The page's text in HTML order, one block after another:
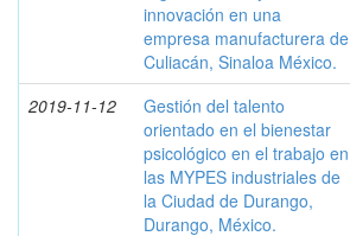
innovación en una
empresa manufacturera de
Culiacán, Sinaloa México.
2019-11-12
Gestión del talento
orientado en el bienestar
psicológico en el trabajo en
las MYPES industriales de
la Ciudad de Durango,
Durango, México.